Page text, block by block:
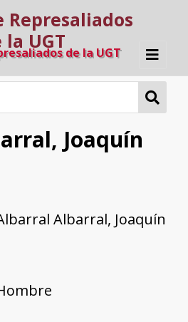
de la UGT
Joaquín
Albarral, Joaquín